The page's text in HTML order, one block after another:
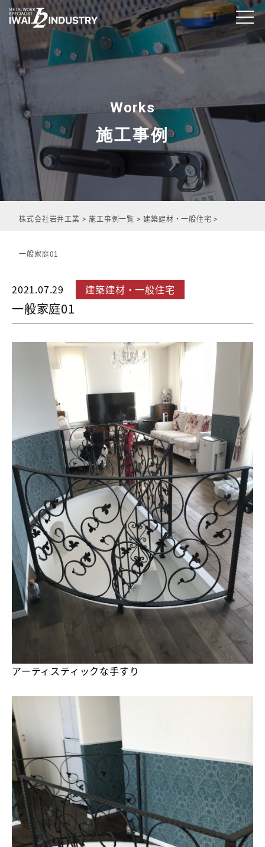
Works
施工事例
株式会社岩井工業 >施工事例一覧 >建築建材・一般住宅 >
一般家庭01
2021.07.29 建築建材・一般住宅
一般家庭01
アーティスティックな手すり